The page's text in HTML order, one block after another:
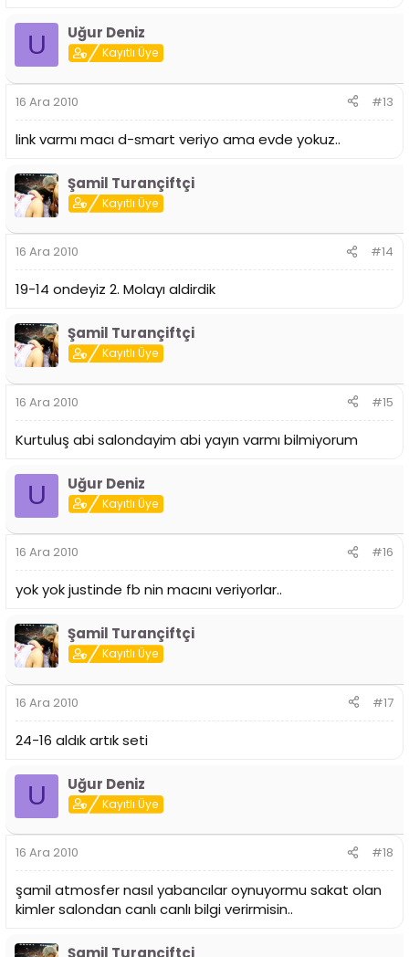
U Uğur Deniz
Kayıtlı Üye
16 Ara 2010 #13
link varmı macı d-smart veriyo ama evde yokuz..
Şamil Turançiftçi
Kayıtlı Üye
16 Ara 2010 #14
19-14 ondeyiz 2. Molayı aldirdik
Şamil Turançiftçi
Kayıtlı Üye
16 Ara 2010 #15
Kurtuluş abi salondayim abi yayın varmı bilmiyorum
U Uğur Deniz
Kayıtlı Üye
16 Ara 2010 #16
yok yok justinde fb nin macını veriyorlar..
Şamil Turançiftçi
Kayıtlı Üye
16 Ara 2010 #17
24-16 aldık artık seti
U Uğur Deniz
Kayıtlı Üye
16 Ara 2010 #18
şamil atmosfer nasıl yabancılar oynuyormu sakat olan
kimler salondan canlı canlı bilgi verirmisin..